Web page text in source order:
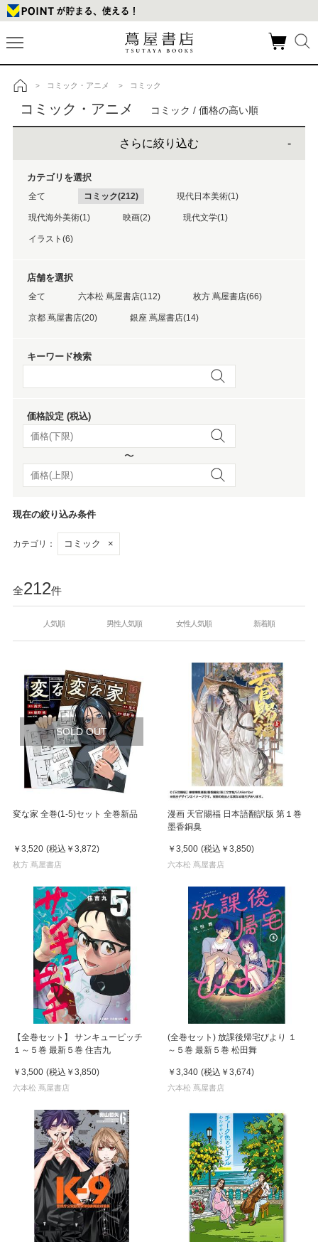
> コミック・アニメ > コミック
コミック・アニメ コミック / 価格の高い順
さらに絞り込む
カテゴリを選択
全て コミック(212) 現代日本美術(1)
現代海外美術(1) 映画(2) 現代文学(1)
イラスト(6)
店舗を選択
全て 六本松 蔦屋書店(112) 枚方 蔦屋書店(66)
京都 蔦屋書店(20) 銀座 蔦屋書店(14)
キーワード検索
価格設定 (税込)
〜
現在の絞り込み条件
カテゴリ： コミック ×
全212件
人気順 男性人気順 女性人気順 新着順
SOLD OUT
変な家 全巻(1-5)セット 全巻新品
￥3,520 (税込 ￥3,872)
枚方 蔦屋書店
漫画 天官賜福 日本語翻訳版 第１巻
墨香銅臭
￥3,500 (税込 ￥3,850)
六本松 蔦屋書店
【全巻セット】 サンキューピッチ
１～５巻 最新５巻 住吉九
￥3,500 (税込 ￥3,850)
六本松 蔦屋書店
(全巻セット) 放課後帰宅びより １
～５巻 最新５巻 松田舞
￥3,340 (税込 ￥3,674)
六本松 蔦屋書店